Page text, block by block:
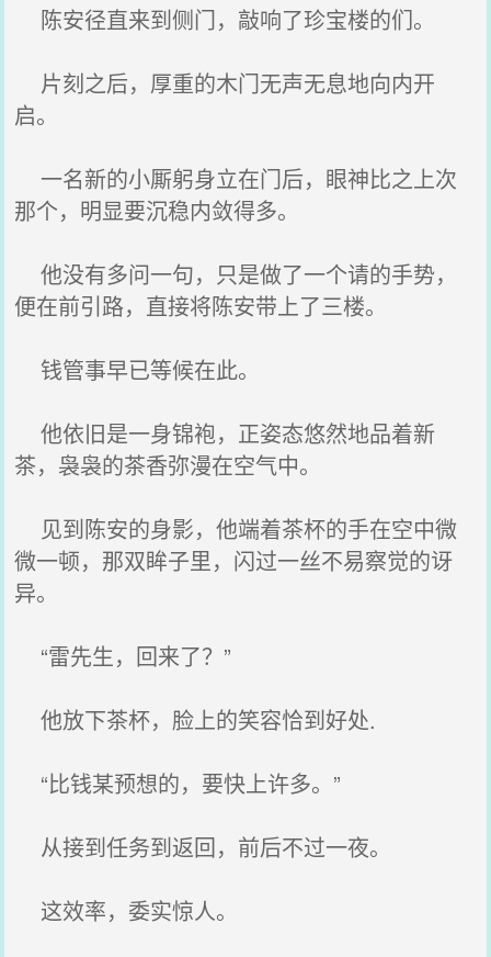
陈安径直来到侧门，敲响了珍宝楼的们。
片刻之后，厚重的木门无声无息地向内开
启。
一名新的小厮躬身立在门后，眼神比之上次
那个，明显要沉稳内敛得多。
他没有多问一句，只是做了一个请的手势，
便在前引路，直接将陈安带上了三楼。
钱管事早已等候在此。
他依旧是一身锦袍，正姿态悠然地品着新
茶，袅袅的茶香弥漫在空气中。
见到陈安的身影，他端着茶杯的手在空中微
微一顿，那双眸子里，闪过一丝不易察觉的讶
异。
“雷先生，回来了？”
他放下茶杯，脸上的笑容恰到好处.
“比钱某预想的，要快上许多。”
从接到任务到返回，前后不过一夜。
这效率，委实惊人。